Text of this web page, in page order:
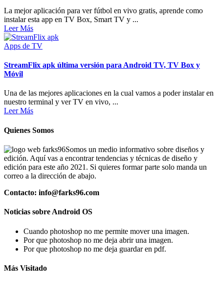
La mejor aplicación para ver fútbol en vivo gratis, aprende como
instalar esta app en TV Box, Smart TV y ...
Leer Más
Apps de TV
StreamFlix apk última versión para Android TV, TV Box y
Móvil
Una de las mejores aplicaciones en la cual vamos a poder instalar en
nuestro terminal y ver TV en vivo, ...
Leer Más
Quienes Somos
Somos un medio informativo sobre diseños y
edición. Aquí vas a encontrar tendencias y técnicas de diseño y
edición para este año 2021. Si quieres formar parte solo manda un
correo a la dirección de abajo.
Contacto: info@farks96.com
Noticias sobre Android OS
Cuando photoshop no me permite mover una imagen.
Por que photoshop no me deja abrir una imagen.
Por que photoshop no me deja guardar en pdf.
Más Visitado